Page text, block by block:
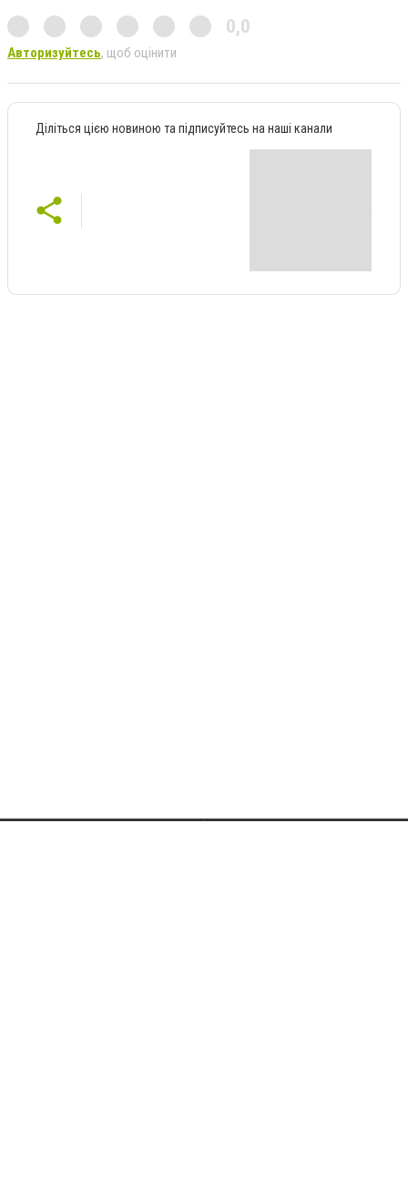
0,0
Авторизуйтесь, щоб оцінити
Діліться цією новиною та підписуйтесь на наші канали